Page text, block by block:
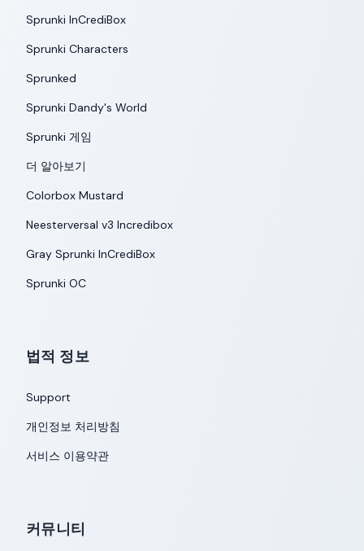
Sprunki InCrediBox
Sprunki Characters
Sprunked
Sprunki Dandy's World
Sprunki 게임
더 알아보기
Colorbox Mustard
Neesterversal v3 Incredibox
Gray Sprunki InCrediBox
Sprunki OC
법적 정보
Support
개인정보 처리방침
서비스 이용약관
커뮤니티